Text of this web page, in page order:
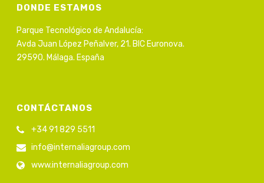
DONDE ESTAMOS
Parque Tecnológico de Andalucía:
Avda Juan López Peñalver, 21. BIC Euronova.
29590. Málaga. España
CONTÁCTANOS
+34 91 829 5511
info@internaliagroup.com
www.internaliagroup.com